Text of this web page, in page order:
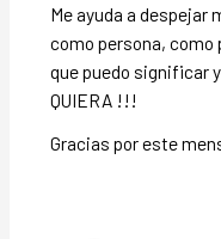
Me ayuda a despejar
como persona, como
que puedo significar
QUIERA !!!
Gracias por este